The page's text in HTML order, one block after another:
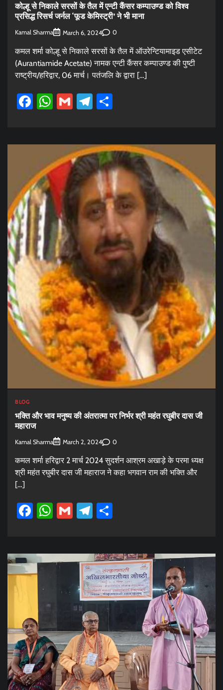
कोल्हू से निकाले सरसों के तैल में एन्टी कैंसर कम्पाउण्ड को विश्व
प्रसिद्ध रिसर्च जर्नल ‘फूड केमिस्ट्री’ ने भी माना
Kamal Sharma March 6, 2024 0
कमल शर्मा कोल्हू से निकाले सरसों के तैल में ऑउरेन्टियामाइड एसीटेट
(Aurantiamide Acetate) नामक एन्टी कैंसर कम्पाउण्ड की पुष्टी
राष्ट्रीय/हरिद्वार, 06 मार्च। पतंजलि के द्वारा […]
Facebook
WhatsApp
GmailTelegram
BLOG
भक्ति और भाव मनुष्य की अंतरात्मा पर निर्भर श्री महंत रघुबीर दास जी
महाराज
Kamal Sharma March 2, 2024 0
कमल शर्मा हरिद्वार 2 मार्च 2024 सुदर्शन आश्रम अखाड़े के परमा ध्यक्ष
श्री महंत रघुबीर दास जी महाराज ने कहा भगवान राम की भक्ति और
[…]
Facebook
WhatsApp
GmailTelegram